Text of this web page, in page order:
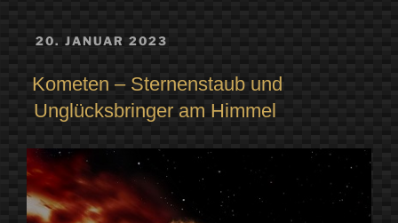
VERÖFFENTLICHT
20. JANUAR 2023
Kometen – Sternenstaub und
Unglücksbringer am Himmel